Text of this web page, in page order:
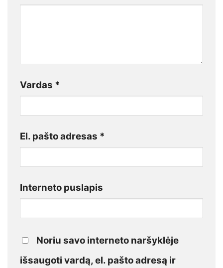
Vardas *
El. pašto adresas *
Interneto puslapis
Noriu savo interneto naršyklėje
išsaugoti vardą, el. pašto adresą ir